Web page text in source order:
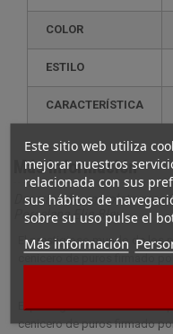
Este sitio web utiliza
mejorar nuestros
relacionada con sus
sus hábitos de
sobre su uso pulse el
Más información
COLOR
ESTILO
CARACTERÍSTICA
Más información
Descripción completa para
Porcelana Elie Bleu
El prestigioso mundo de los
El prestigioso mundo de los
cenicero de puros firmado